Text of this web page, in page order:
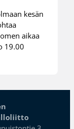
kesän
aikaa
19.00